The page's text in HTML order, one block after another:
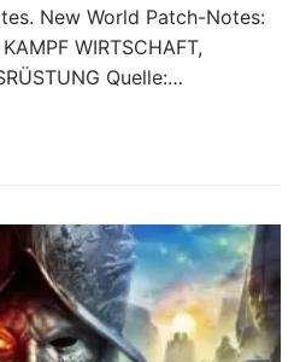
New World Patch-Notes:
WIRTSCHAFT,
Quelle:…